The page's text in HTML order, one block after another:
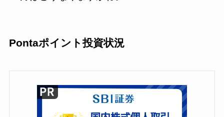
Pontaポイント投資状況